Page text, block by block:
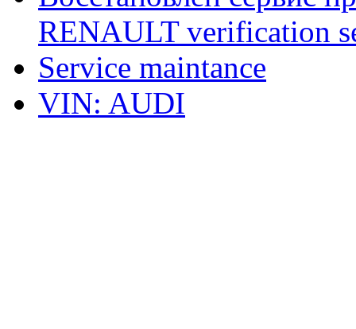
RENAULT verification
Service maintance
VIN: AUDI